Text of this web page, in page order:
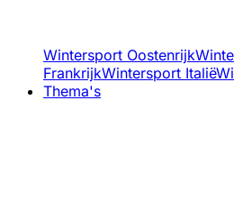
Wintersport Oostenrijk
FrankrijkWintersport Italië
Thema's